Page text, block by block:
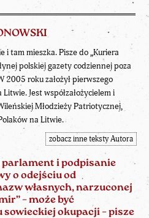
i tam mieszka. Pisze do „Kuriera
polskiej gazety codziennej poza
2005 roku założył pierwszego
Jest współzałożycielem i
Młodzieży Patriotycznej,
na Litwie.
zobacz inne teksty Autora
i podpisanie
o odejściu od
własnych, narzuconej
– może być
sowieckiej okupacji – pisze